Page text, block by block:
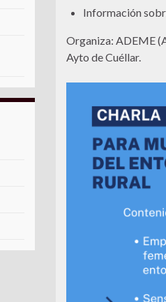
Información
Organiza: ADEME
Ayto de Cuéllar.